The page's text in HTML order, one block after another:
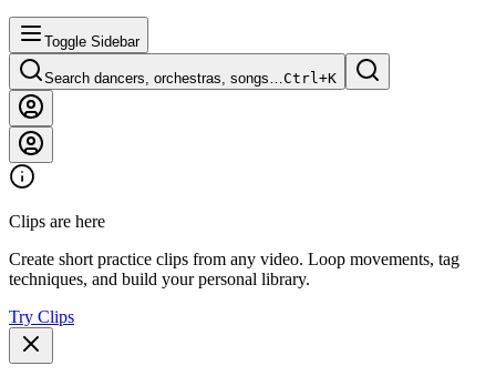
Toggle Sidebar
Search dancers, orchestras, songs…Ctrl+K
Clips are here
Create short practice clips from any video. Loop movements, tag
techniques, and build your personal library.
Try Clips